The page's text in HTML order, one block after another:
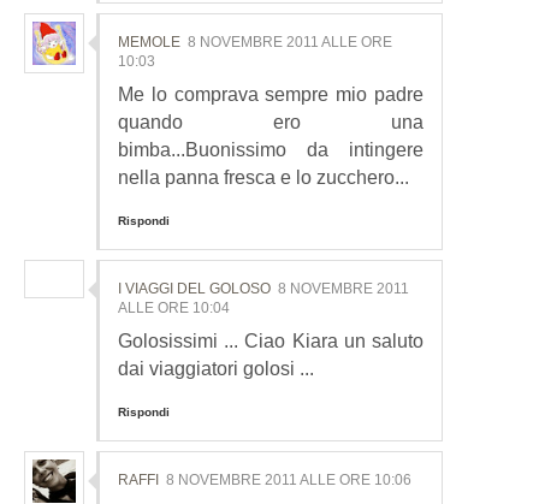
MEMOLE 8 NOVEMBRE 2011 ALLE ORE
10:03
Me lo comprava sempre mio padre
quando ero una
bimba...Buonissimo da intingere
nella panna fresca e lo zucchero...
Rispondi
I VIAGGI DEL GOLOSO 8 NOVEMBRE 2011
ALLE ORE 10:04
Golosissimi ... Ciao Kiara un saluto
dai viaggiatori golosi ...
Rispondi
RAFFI 8 NOVEMBRE 2011 ALLE ORE 10:06